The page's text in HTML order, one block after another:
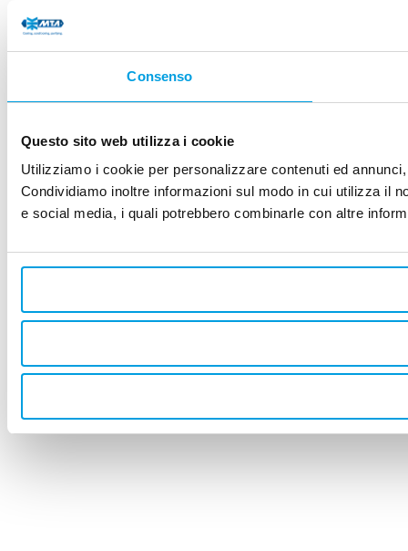
Consenso
Questo sito web utilizza i cookie
Utilizziamo i cookie per personalizzare contenuti ed
Condividiamo inoltre informazioni sul modo in cui utilizza il
e social media, i quali potrebbero combinarle con altre